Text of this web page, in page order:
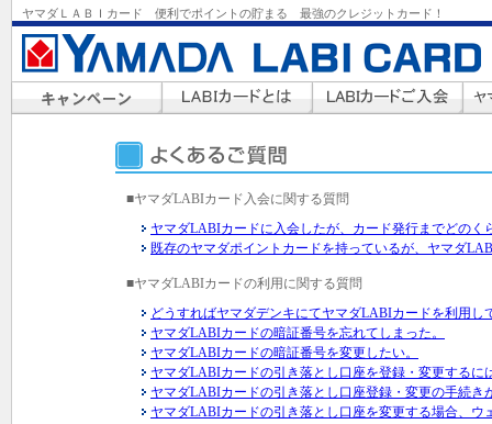
ヤマダＬＡＢＩカード 便利でポイントの貯まる 最強のクレジットカード！
■ヤマダLABIカード入会に関する質問
ヤマダLABIカードに入会したが、カード発行までどのく
既存のヤマダポイントカードを持っているが、ヤマダ
■ヤマダLABIカードの利用に関する質問
どうすればヤマダデンキにてヤマダLABIカードを利用し
ヤマダLABIカードの暗証番号を忘れてしまった。
ヤマダLABIカードの暗証番号を変更したい。
ヤマダLABIカードの引き落とし口座を登録・変更するに
ヤマダLABIカードの引き落とし口座登録・変更の手続
ヤマダLABIカードの引き落とし口座を変更する場合、ウ